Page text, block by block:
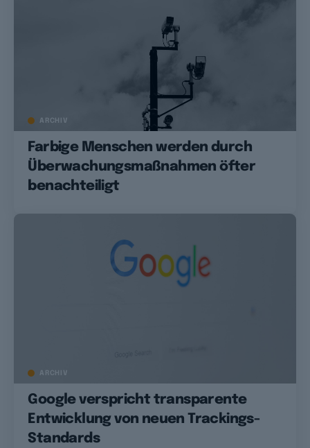
ARCHIV
Farbige Menschen werden durch
Überwachungsmaßnahmen öfter
benachteiligt
ARCHIV
Google verspricht transparente
Entwicklung von neuen Trackings-
Standards